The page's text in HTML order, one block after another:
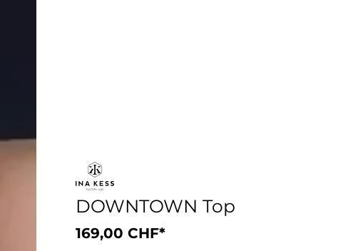
DOWNTOWN Top
169,00 CHF*